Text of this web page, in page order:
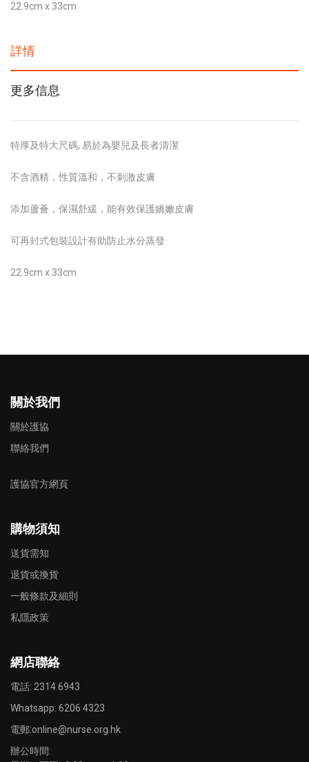
22.9cm x 33cm
詳情
更多信息
特厚及特大尺碼, 易於為嬰兒及長者清潔
不含酒精，性質溫和，不刺激皮膚
添加蘆薈，保濕舒緩，能有效保護嬌嫩皮膚
可再封式包裝設計有助防止水分蒸發
22.9cm x 33cm
關於我們
關於護協
聯絡我們
護協官方網頁
購物須知
送貨需知
退貨或換貨
一般條款及細則
私隱政策
網店聯絡
電話: 2314 6943
Whatsapp: 6206 4323
電郵:online@nurse.org.hk
辦公時間: